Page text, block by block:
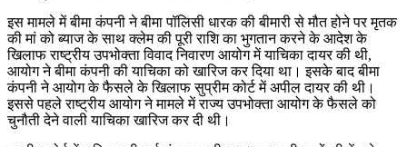
इस मामले में बीमा कंपनी ने बीमा पॉलिसी धारक की बीमारी से मौत होने पर मृतक
की मां को ब्याज के साथ क्लेम की पूरी राशि का भुगतान करने के आदेश के
खिलाफ राष्ट्रीय उपभोक्ता विवाद निवारण आयोग में याचिका दायर की थी,
आयोग ने बीमा कंपनी की याचिका को खारिज कर दिया था। इसके बाद बीमा
कंपनी ने आयोग के फैसले के खिलाफ सुप्रीम कोर्ट में अपील दायर की थी।
इससे पहले राष्ट्रीय आयोग ने मामले में राज्य उपभोक्ता आयोग के फैसले को
चुनौती देने वाली याचिका खारिज कर दी थी।